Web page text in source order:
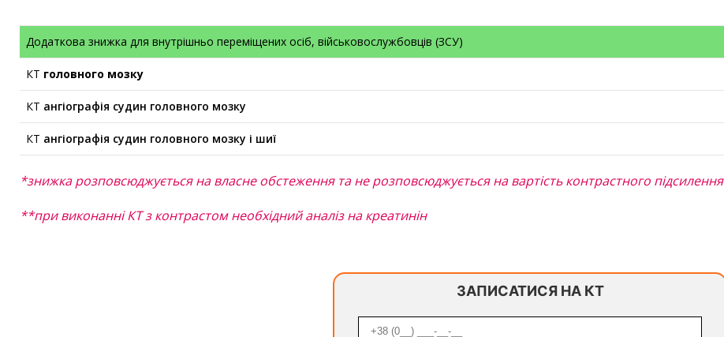
Додаткова знижка для внутрішньо переміщених осіб, військовослужбовців (ЗСУ)
КТ головного мозку
КТ ангіографія судин головного мозку
КТ ангіографія судин головного мозку і шиї
*знижка розповсюджується на власне обстеження та не розповсюджується на вартість контрастного підсилення
**при виконанні КТ з контрастом необхідний аналіз на креатинін
ЗАПИСАТИСЯ НА КТ